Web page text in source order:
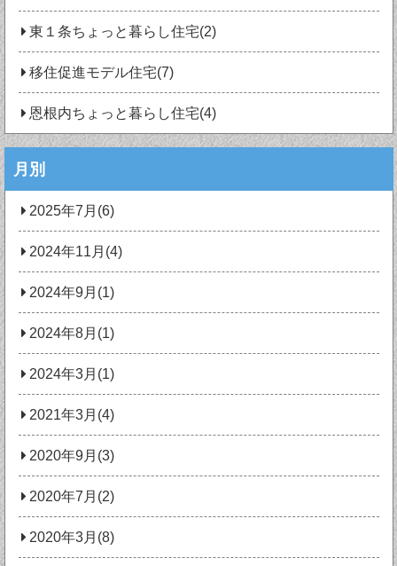
東１条ちょっと暮らし住宅(2)
移住促進モデル住宅(7)
恩根内ちょっと暮らし住宅(4)
月別
2025年7月(6)
2024年11月(4)
2024年9月(1)
2024年8月(1)
2024年3月(1)
2021年3月(4)
2020年9月(3)
2020年7月(2)
2020年3月(8)